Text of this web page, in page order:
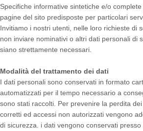
Specifiche informative sintetiche e/o
pagine del sito predisposte per particolari
Invitiamo i nostri utenti, nelle loro richieste di
non inviare nominativi o altri dati personali di
siano strettamente necessari.
Modalità del trattamento dei dati
I dati personali sono conservati in formato
automatizzati per il tempo necessario a
sono stati raccolti. Per prevenire la perdita
corretti ed accessi non autorizzati vengono
di sicurezza. i dati vengono conservati presso